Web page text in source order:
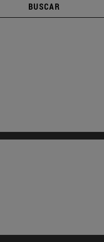
BUSCAR